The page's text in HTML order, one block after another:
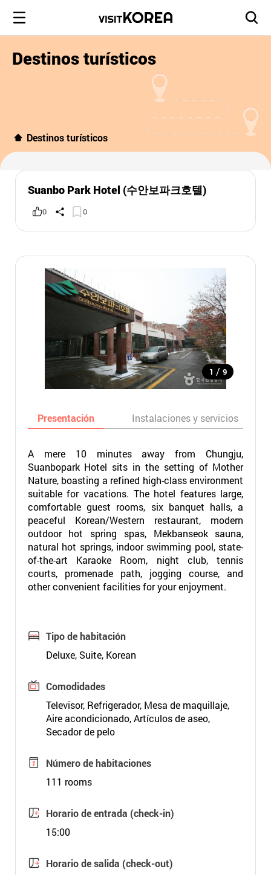
Destinos turísticos
Destinos turísticos
Suanbo Park Hotel (수안보파크호텔)
0 0
1 / 9
Presentación Instalaciones y servicios
A mere 10 minutes away from Chungju,
Suanbopark Hotel sits in the setting of Mother
Nature, boasting a refined high-class environment
suitable for vacations. The hotel features large,
comfortable guest rooms, six banquet halls, a
peaceful Korean/Western restaurant, modern
outdoor hot spring spas, Mekbanseok sauna,
natural hot springs, indoor swimming pool, state-
of-the-art Karaoke Room, night club, tennis
courts, promenade path, jogging course, and
other convenient facilities for your enjoyment.
Tipo de habitación
Deluxe, Suite, Korean
Comodidades
Televisor, Refrigerador, Mesa de maquillaje,
Aire acondicionado, Artículos de aseo,
Secador de pelo
Número de habitaciones
111 rooms
Horario de entrada (check-in)
15:00
Horario de salida (check-out)